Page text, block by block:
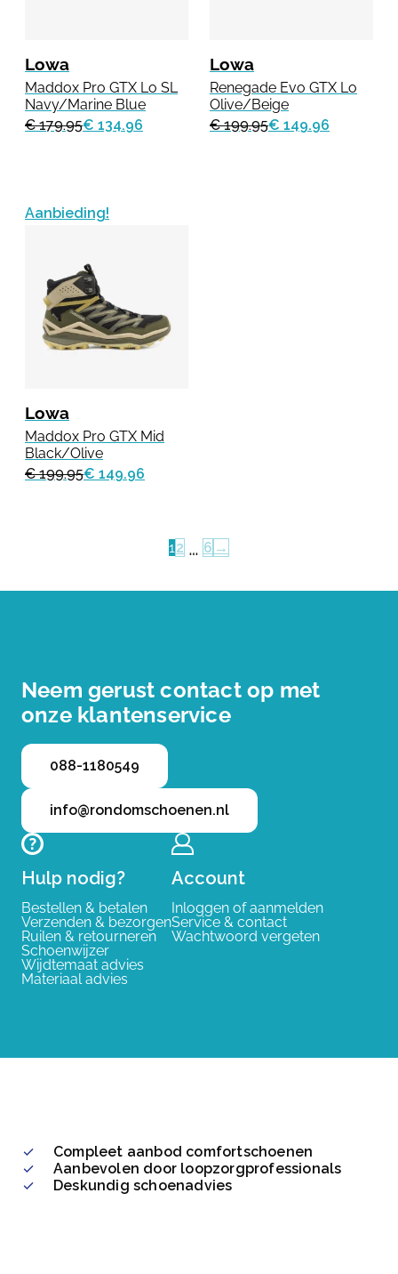
Lowa
Maddox Pro GTX Lo SL
Navy/Marine Blue
€ 179.95€ 134.96
Lowa
Renegade Evo GTX Lo
Olive/Beige
€ 199.95€ 149.96
Aanbieding!
Lowa
Maddox Pro GTX Mid
Black/Olive
€ 199.95€ 149.96
12 … 6 →
Neem gerust contact op met
onze klantenservice
088-1180549
info@rondomschoenen.nl
Hulp nodig?
Bestellen & betalen
Verzenden & bezorgen
Ruilen & retourneren
Schoenwijzer
Wijdtemaat advies
Materiaal advies
Account
Inloggen of aanmelden
Service & contact
Wachtwoord vergeten
Compleet aanbod comfortschoenen
Aanbevolen door loopzorgprofessionals
Deskundig schoenadvies